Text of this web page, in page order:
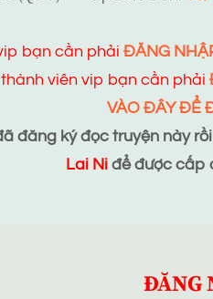
bạn cần phải ĐĂNG
thành viên vip bạn cần phải
VÀO ĐÂY ĐỂ
đăng ký đọc truyện này
Lai Ni để được cấp
ĐĂNG